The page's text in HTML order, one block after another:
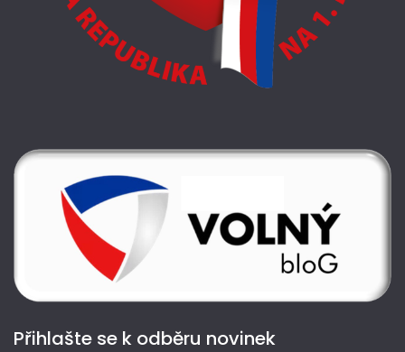
Přihlašte se k odběru novinek